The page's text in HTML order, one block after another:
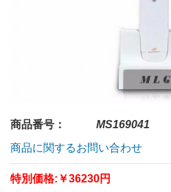
商品番号：
MS169041
商品に関するお問い合わせ
特別価格: ￥36230円